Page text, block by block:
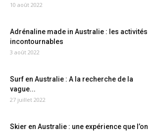
10 août 2022
Adrénaline made in Australie : les activités
incontournables
3 août 2022
Surf en Australie : A la recherche de la
vague...
27 juillet 2022
Skier en Australie : une expérience que l’on